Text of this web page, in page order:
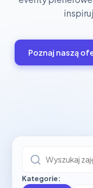
Poznaj naszą
Kategorie: